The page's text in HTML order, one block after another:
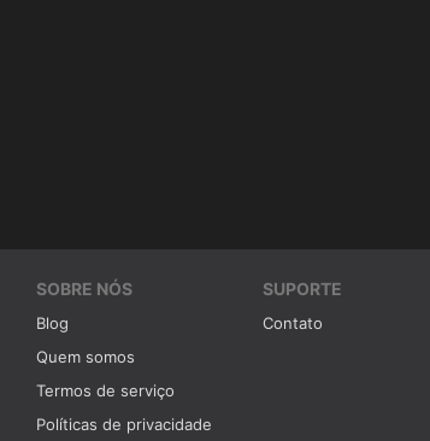
SOBRE NÓS
Blog
Quem somos
Termos de serviço
Políticas de privacidade
SUPORTE
Contato